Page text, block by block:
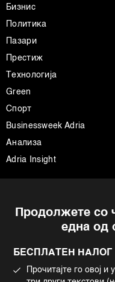
Продолжете со
една од
БЕСПЛАТЕН НАЛОГ
Прочитајте го овој и
Бизнис
Политика
Пазари
Престиж
Технологија
Green
Спорт
Businessweek Adria
Анализа
Adria Insight
Импресум
Политика на приватност
Политика за колачиња